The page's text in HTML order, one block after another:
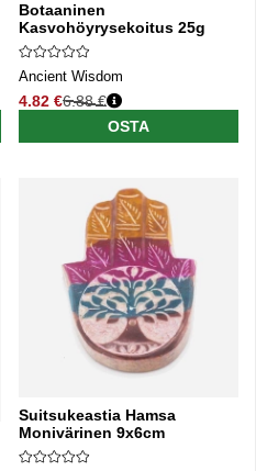
Botaaninen
Kasvohöyrysekoitus 25g
Ancient Wisdom
4.82 €
Normaali hinta
6.88 €
OSTA
Suitsukeastia Hamsa
Monivärinen 9x6cm